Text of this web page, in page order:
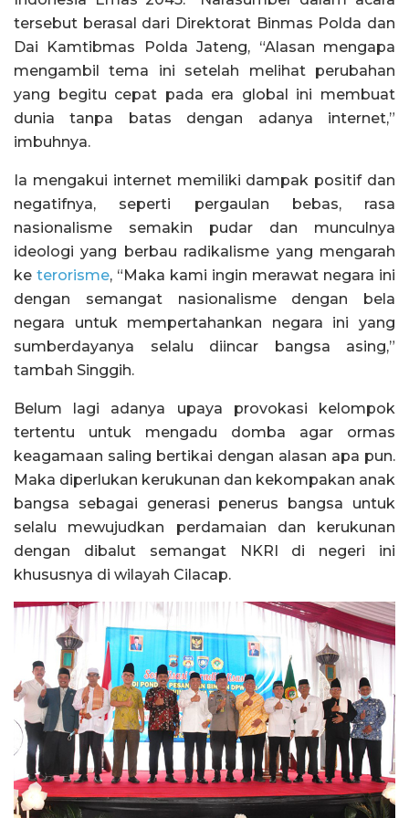
tersebut berasal dari Direktorat Binmas Polda dan
Dai Kamtibmas Polda Jateng, “Alasan mengapa
mengambil tema ini setelah melihat perubahan
yang begitu cepat pada era global ini membuat
dunia tanpa batas dengan adanya internet,”
imbuhnya.
Ia mengakui internet memiliki dampak positif dan
negatifnya, seperti pergaulan bebas, rasa
nasionalisme semakin pudar dan munculnya
ideologi yang berbau radikalisme yang mengarah
ke terorisme, “Maka kami ingin merawat negara ini
dengan semangat nasionalisme dengan bela
negara untuk mempertahankan negara ini yang
sumberdayanya selalu diincar bangsa asing,”
tambah Singgih.
Belum lagi adanya upaya provokasi kelompok
tertentu untuk mengadu domba agar ormas
keagamaan saling bertikai dengan alasan apa pun.
Maka diperlukan kerukunan dan kekompakan anak
bangsa sebagai generasi penerus bangsa untuk
selalu mewujudkan perdamaian dan kerukunan
dengan dibalut semangat NKRI di negeri ini
khususnya di wilayah Cilacap.